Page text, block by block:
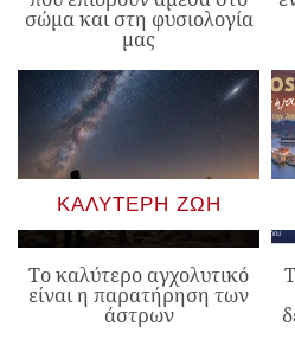
σώμα και στη φυσιολογία
μας
ΚΑΛΎΤΕΡΗ ΖΩΉ
Το καλύτερο αγχολυτικό
είναι η παρατήρηση των
άστρων